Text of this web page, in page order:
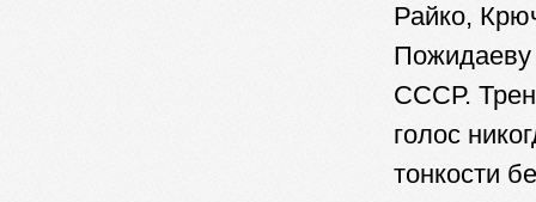
Райко,
Пожидаеву
СССР.
голос
тонкости